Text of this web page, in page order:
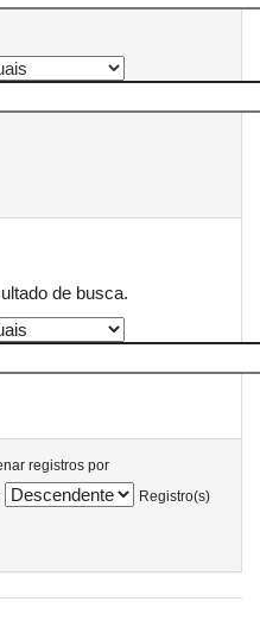
de busca.
registros por
Registro(s)